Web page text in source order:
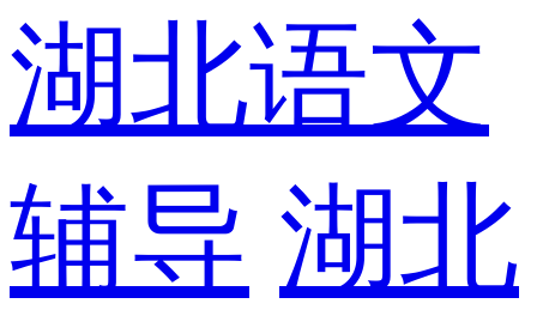
湖北语文
辅导 湖北